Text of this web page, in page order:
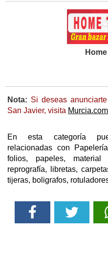
Nota: Si deseas
San Javier, visita
En esta categoría
relacionadas con
folios, papeles, material
reprografía, libretas,
tijeras, boligrafos,